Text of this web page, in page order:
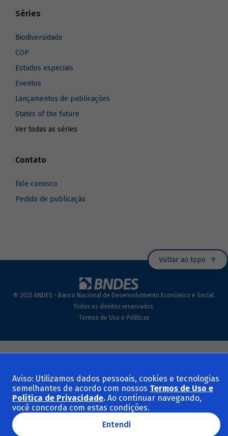
Séries
Biodiversidade
COP
Estudos especiais
Eventos
Lançamentos de publicações
States of the future
Ver todas as séries
Contato
Fale conosco
Pedido de publicação
Voltar ao topo
© 2025 BNDES - Banco Nacional de Desenvolvimento Econômico e Social.
Todos os direitos reservados.
Termos de Uso e Políticas
Aviso: Utilizamos dados pessoais, cookies e tecnologias
semelhantes de acordo com nossos Termos de Uso e
Política de Privacidade. Ao continuar navegando,
você concorda com estas condições.
Entendi